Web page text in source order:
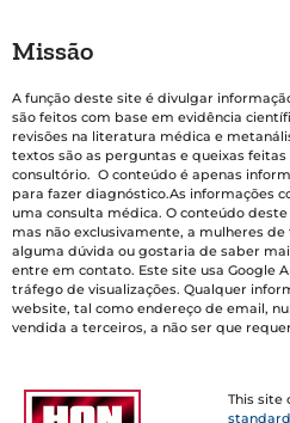
Missão
A função deste site é divulgar
são feitos com base em evidência
revisões na literatura médica e
textos são as perguntas e queixas
consultório. O conteúdo é apenas
para fazer diagnóstico.As informações
uma consulta médica. O conteúdo
mas não exclusivamente, a mulheres
alguma dúvida ou gostaria de saber
entre em contato. Este site usa Google
tráfego de visualizações. Qualquer
website, tal como endereço de email,
vendida a terceiros, a não ser que
This site